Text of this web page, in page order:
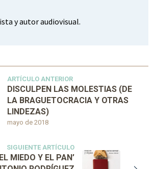
y autor audiovisual.
ARTÍCULO ANTERIOR
mayo de 2018
DISCULPEN LAS MOLESTIAS (DE
LA BRAGUETOCRACIA Y OTRAS
LINDEZAS)
SIGUIENTE ARTÍCULO
MIEDO Y EL PAN’